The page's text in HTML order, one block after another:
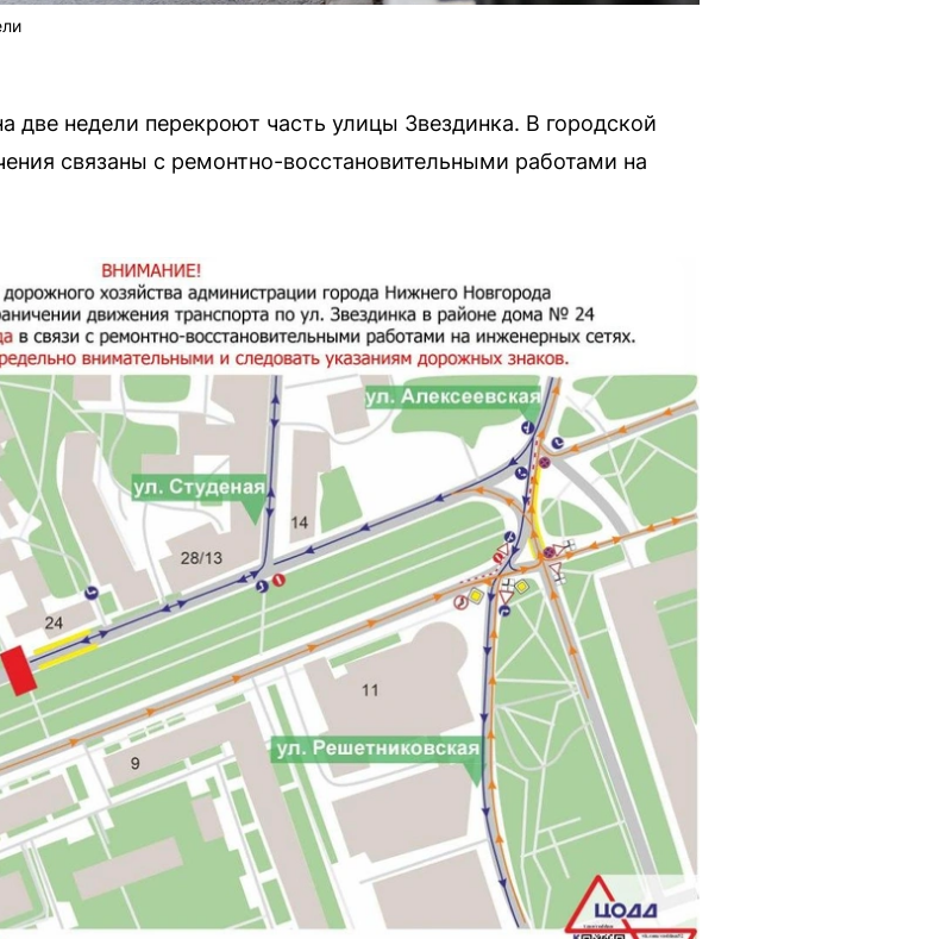
две недели перекроют часть улицы Звездинка. В городской
связаны с ремонтно-восстановительными работами на